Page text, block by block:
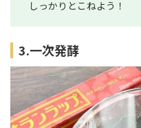
しっかりとこねよう！
3.一次発酵